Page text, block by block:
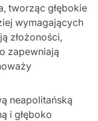
tworząc głębokie
wymagających
złożoności,
zapewniają
neapolitańską
i głęboko